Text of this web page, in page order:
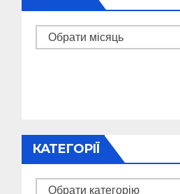
Архіви
КАТЕГОРІЇ
Категорії